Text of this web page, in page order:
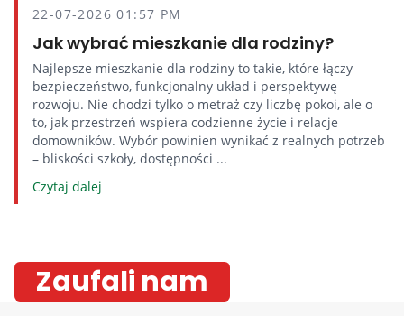
22-07-2026 01:57 PM
Jak wybrać mieszkanie dla rodziny?
Najlepsze mieszkanie dla rodziny to takie, które łączy
bezpieczeństwo, funkcjonalny układ i perspektywę
rozwoju. Nie chodzi tylko o metraż czy liczbę pokoi, ale o
to, jak przestrzeń wspiera codzienne życie i relacje
domowników. Wybór powinien wynikać z realnych potrzeb
– bliskości szkoły, dostępności ...
Czytaj dalej
Zaufali nam